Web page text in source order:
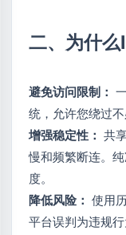
二、为什么
避免访问限制：
统，允许您绕过
增强稳定性： 共
慢和频繁断连。
度。
降低风险： 使用
平台误判为违规行